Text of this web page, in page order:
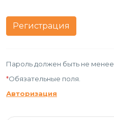
Пароль должен быть не менее
*Обязательные поля.
Авторизация